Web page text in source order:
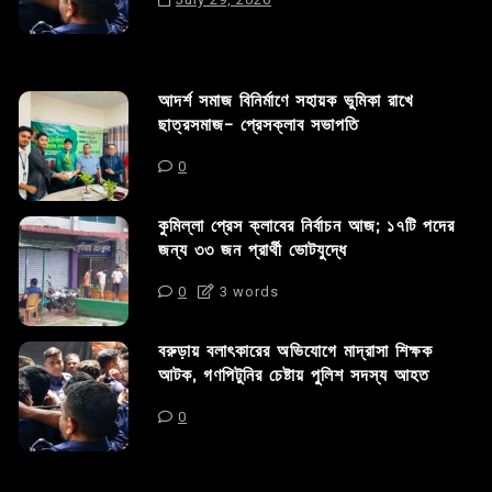
আদর্শ সমাজ বিনির্মাণে সহায়ক ভুমিকা রাখে
ছাত্রসমাজ- প্রেসক্লাব সভাপতি
0
কুমিল্লা প্রেস ক্লাবের নির্বাচন আজ; ১৭টি পদের
জন্য ৩৩ জন প্রার্থী ভোটযুদ্ধে
0 3 words
বরুড়ায় বলাৎকারের অভিযোগে মাদ্রাসা শিক্ষক
আটক, গণপিটুনির চেষ্টায় পুলিশ সদস্য আহত
0